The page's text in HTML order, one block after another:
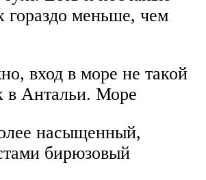
гораздо меньше, чем
вход в море не такой
в Антальи. Море
насыщенный,
бирюзовый